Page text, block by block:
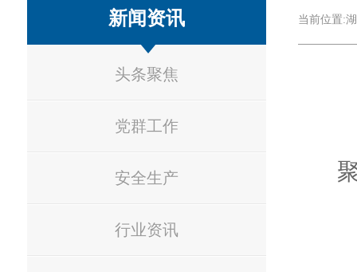
新闻资讯
头条聚焦
党群工作
安全生产
行业资讯
当前位置: